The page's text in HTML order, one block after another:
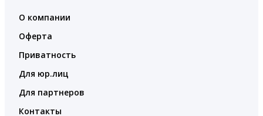
О компании
Оферта
Приватность
Для юр.лиц
Для партнеров
Контакты